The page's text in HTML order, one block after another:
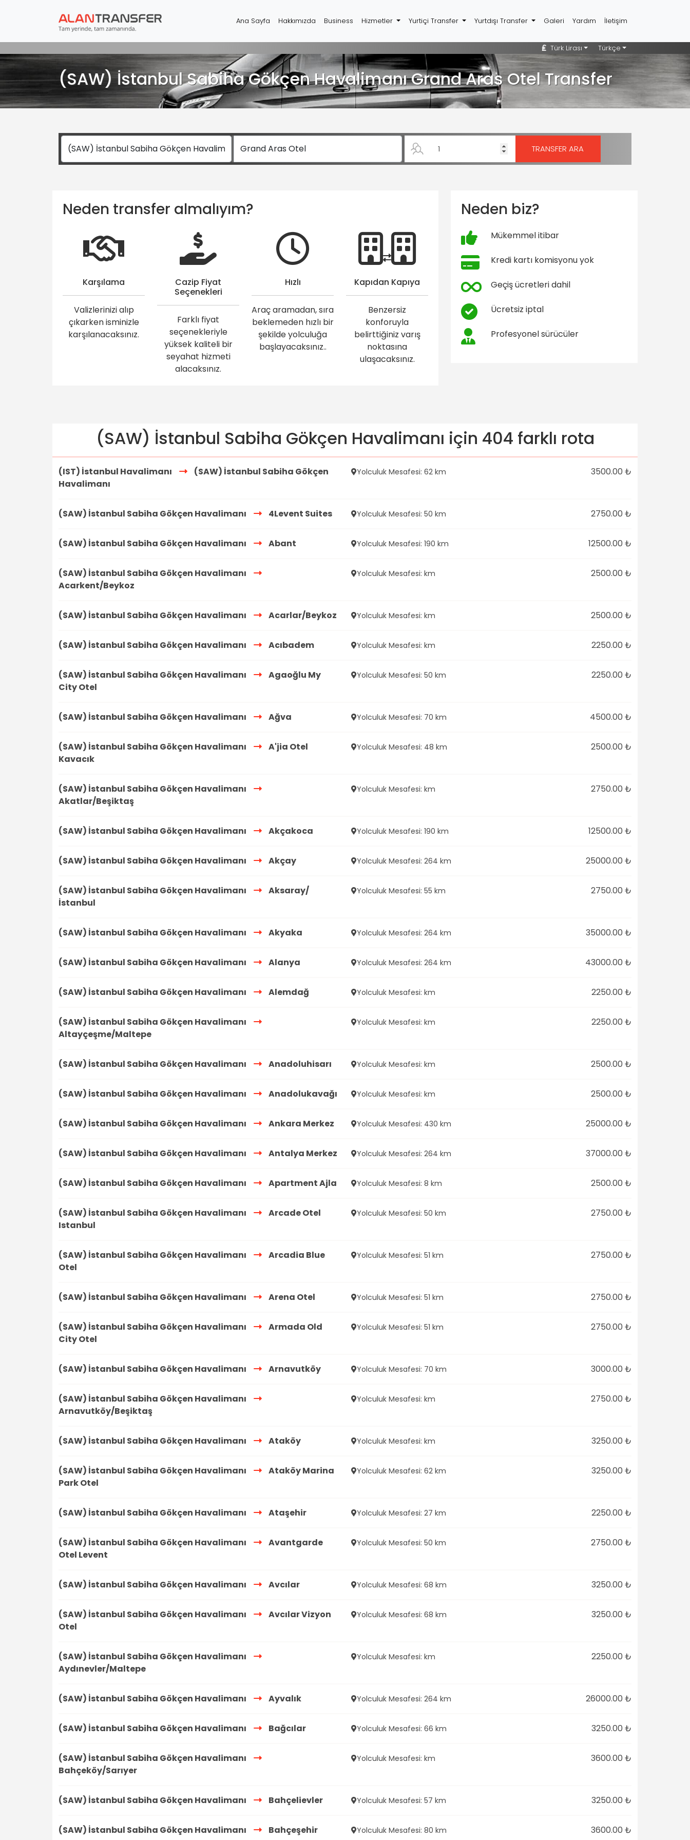
Ana Sayfa Hakkımızda Business Hizmetler Yurtiçi Transfer Yurtdışı Transfer Galeri Yardım İletişim
Türk Lirası Türkçe
(SAW) İstanbul Sabiha Gökçen Havalimanı Grand Aras Otel Transfer
Neden transfer almalıyım?
Karşılama
Valizlerinizi alıp
çıkarken isminizle
karşılanacaksınız.
Cazip Fiyat
Seçenekleri
Farklı fiyat
seçenekleriyle
yüksek kaliteli bir
seyahat hizmeti
alacaksınız.
Hızlı
Araç aramadan, sıra
beklemeden hızlı bir
şekilde yolculuğa
başlayacaksınız..
Kapıdan Kapıya
Benzersiz
konforuyla
belirttiğiniz varış
noktasına
ulaşacaksınız.
Neden biz?
Mükemmel itibar
Kredi kartı komisyonu yok
Geçiş ücretleri dahil
Ücretsiz iptal
Profesyonel sürücüler
(SAW) İstanbul Sabiha Gökçen Havalimanı için 404 farklı rota
(IST) İstanbul Havalimanı
(SAW) İstanbul Sabiha Gökçen
Havalimanı
Yolculuk Mesafesi: 62 km 3500.00 ₺
(SAW) İstanbul Sabiha Gökçen Havalimanı 4Levent Suites Yolculuk Mesafesi: 50 km 2750.00 ₺
(SAW) İstanbul Sabiha Gökçen Havalimanı Abant Yolculuk Mesafesi: 190 km 12500.00 ₺
(SAW) İstanbul Sabiha Gökçen Havalimanı
Acarkent/Beykoz
Yolculuk Mesafesi: km 2500.00 ₺
(SAW) İstanbul Sabiha Gökçen Havalimanı Acarlar/Beykoz Yolculuk Mesafesi: km 2500.00 ₺
(SAW) İstanbul Sabiha Gökçen Havalimanı Acıbadem Yolculuk Mesafesi: km 2250.00 ₺
(SAW) İstanbul Sabiha Gökçen Havalimanı
Agaoğlu My
City Otel
Yolculuk Mesafesi: 50 km 2250.00 ₺
(SAW) İstanbul Sabiha Gökçen Havalimanı Ağva Yolculuk Mesafesi: 70 km 4500.00 ₺
(SAW) İstanbul Sabiha Gökçen Havalimanı
A'jia Otel
Kavacık
Yolculuk Mesafesi: 48 km 2500.00 ₺
(SAW) İstanbul Sabiha Gökçen Havalimanı
Akatlar/Beşiktaş
Yolculuk Mesafesi: km 2750.00 ₺
(SAW) İstanbul Sabiha Gökçen Havalimanı Akçakoca Yolculuk Mesafesi: 190 km 12500.00 ₺
(SAW) İstanbul Sabiha Gökçen Havalimanı Akçay Yolculuk Mesafesi: 264 km 25000.00 ₺
(SAW) İstanbul Sabiha Gökçen Havalimanı
Aksaray/
İstanbul
Yolculuk Mesafesi: 55 km 2750.00 ₺
(SAW) İstanbul Sabiha Gökçen Havalimanı Akyaka Yolculuk Mesafesi: 264 km 35000.00 ₺
(SAW) İstanbul Sabiha Gökçen Havalimanı Alanya Yolculuk Mesafesi: 264 km 43000.00 ₺
(SAW) İstanbul Sabiha Gökçen Havalimanı Alemdağ Yolculuk Mesafesi: km 2250.00 ₺
(SAW) İstanbul Sabiha Gökçen Havalimanı
Altayçeşme/Maltepe
Yolculuk Mesafesi: km 2250.00 ₺
(SAW) İstanbul Sabiha Gökçen Havalimanı Anadoluhisarı Yolculuk Mesafesi: km 2500.00 ₺
(SAW) İstanbul Sabiha Gökçen Havalimanı Anadolukavağı Yolculuk Mesafesi: km 2500.00 ₺
(SAW) İstanbul Sabiha Gökçen Havalimanı Ankara Merkez Yolculuk Mesafesi: 430 km 25000.00 ₺
(SAW) İstanbul Sabiha Gökçen Havalimanı Antalya Merkez Yolculuk Mesafesi: 264 km 37000.00 ₺
(SAW) İstanbul Sabiha Gökçen Havalimanı Apartment Ajla Yolculuk Mesafesi: 8 km 2500.00 ₺
(SAW) İstanbul Sabiha Gökçen Havalimanı
Arcade Otel
Istanbul
Yolculuk Mesafesi: 50 km 2750.00 ₺
(SAW) İstanbul Sabiha Gökçen Havalimanı
Arcadia Blue
Otel
Yolculuk Mesafesi: 51 km 2750.00 ₺
(SAW) İstanbul Sabiha Gökçen Havalimanı Arena Otel Yolculuk Mesafesi: 51 km 2750.00 ₺
(SAW) İstanbul Sabiha Gökçen Havalimanı
Armada Old
City Otel
Yolculuk Mesafesi: 51 km 2750.00 ₺
(SAW) İstanbul Sabiha Gökçen Havalimanı Arnavutköy Yolculuk Mesafesi: 70 km 3000.00 ₺
(SAW) İstanbul Sabiha Gökçen Havalimanı
Arnavutköy/Beşiktaş
Yolculuk Mesafesi: km 2750.00 ₺
(SAW) İstanbul Sabiha Gökçen Havalimanı Ataköy Yolculuk Mesafesi: km 3250.00 ₺
(SAW) İstanbul Sabiha Gökçen Havalimanı
Ataköy Marina
Park Otel
Yolculuk Mesafesi: 62 km 3250.00 ₺
(SAW) İstanbul Sabiha Gökçen Havalimanı Ataşehir Yolculuk Mesafesi: 27 km 2250.00 ₺
(SAW) İstanbul Sabiha Gökçen Havalimanı
Avantgarde
Otel Levent
Yolculuk Mesafesi: 50 km 2750.00 ₺
(SAW) İstanbul Sabiha Gökçen Havalimanı Avcılar Yolculuk Mesafesi: 68 km 3250.00 ₺
(SAW) İstanbul Sabiha Gökçen Havalimanı
Avcılar Vizyon
Otel
Yolculuk Mesafesi: 68 km 3250.00 ₺
(SAW) İstanbul Sabiha Gökçen Havalimanı
Aydınevler/Maltepe
Yolculuk Mesafesi: km 2250.00 ₺
(SAW) İstanbul Sabiha Gökçen Havalimanı Ayvalık Yolculuk Mesafesi: 264 km 26000.00 ₺
(SAW) İstanbul Sabiha Gökçen Havalimanı Bağcılar Yolculuk Mesafesi: 66 km 3250.00 ₺
(SAW) İstanbul Sabiha Gökçen Havalimanı
Bahçeköy/Sarıyer
Yolculuk Mesafesi: km 3600.00 ₺
(SAW) İstanbul Sabiha Gökçen Havalimanı Bahçelievler Yolculuk Mesafesi: 57 km 3250.00 ₺
(SAW) İstanbul Sabiha Gökçen Havalimanı Bahçeşehir Yolculuk Mesafesi: 80 km 3600.00 ₺